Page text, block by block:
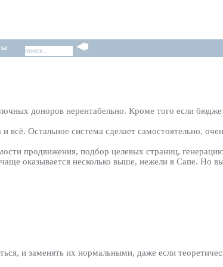
доноров нерентабельно. Кроме того если
всё. Остальное система сделает самостоятельно,
продвижения, подбор целевых страниц,
оказывается несколько выше, нежели в Сапе. Но
и заменять их нормальными, даже если